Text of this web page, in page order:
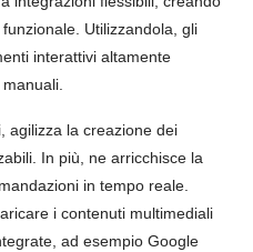
Utilizzandola, gli
interattivi altamente
agilizza la creazione dei
In più, ne arricchisce la
in tempo reale.
i contenuti multimediali
ad esempio Google